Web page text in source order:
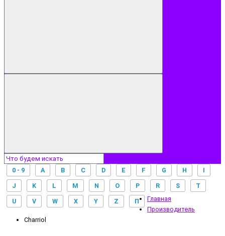
0 - 9 A B C D E F G H I
J K L M N O P R S T
U V W X Y Z П
Главная
Производитель
Charriol